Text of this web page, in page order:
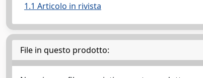
1.1 Articolo in rivista
File in questo prodotto: